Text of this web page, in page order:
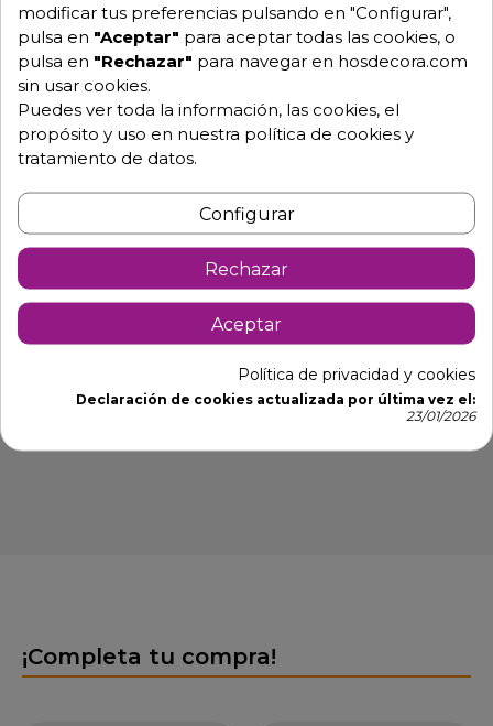
Descripción Detalles de producto
Sillas apilables de banquetes
Calamonte
De exterior e interior en polipropileno gran facilidad
de almacenamiento y ligera.
Dimensiones: 40 x 47 x 83 altura asiento 45 cm.
Estructura de polipropileno.
Colores disponibles:blanco y gris
Apilable
¡Completa tu compra!
modificar tus preferencias pulsando en "Configurar",
pulsa en "Aceptar" para aceptar todas las cookies, o
pulsa en "Rechazar" para navegar en hosdecora.com
sin usar cookies.
Puedes ver toda la información, las cookies, el
propósito y uso en nuestra política de cookies y
tratamiento de datos.
Configurar
Rechazar
Aceptar
Política de privacidad y cookies
Declaración de cookies actualizada por última vez el:
23/01/2026